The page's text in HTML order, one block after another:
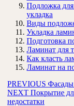
Подложка
укладка
Виды
Укладка
Подготовка
Ламинат для
Как класть
Ламинат на
Навигация
по
PREVIOUS
запись:
Фасады
NEXT Следующая
запись:
Покрытие
недостатки